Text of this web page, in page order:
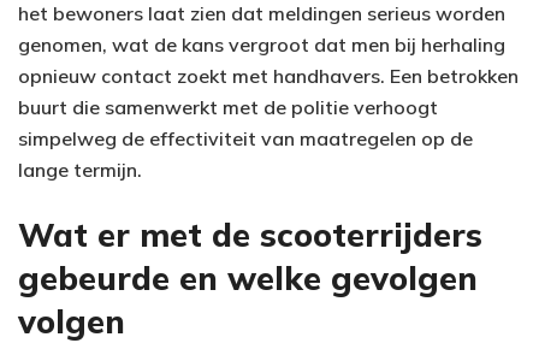
het bewoners laat zien dat meldingen serieus worden
genomen, wat de kans vergroot dat men bij herhaling
opnieuw contact zoekt met handhavers. Een betrokken
buurt die samenwerkt met de politie verhoogt
simpelweg de effectiviteit van maatregelen op de
lange termijn.
Wat er met de scooterrijders
gebeurde en welke gevolgen
volgen